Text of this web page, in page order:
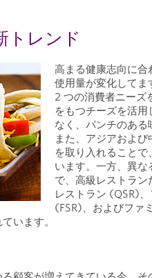
トレンド
高まる健康志向に
使用量が変化してま
2 つの消費者ニーズ
をもつチーズを活
なく、パンチのある
また、アジアおよ
を取り入れること
います。一方、異な
で、高級レストラン
レストラン (QSR)
(FSR)、およびファ
います。